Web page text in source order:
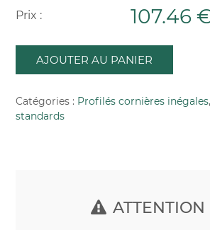
Prix : 107.46
AJOUTER AU PANIER
Catégories : Profilés cornières inégales,
standards
ATTENTION